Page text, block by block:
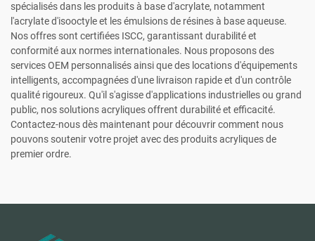
spécialisés dans les produits à base d'acrylate, notamment
l'acrylate d'isooctyle et les émulsions de résines à base aqueuse.
Nos offres sont certifiées ISCC, garantissant durabilité et
conformité aux normes internationales. Nous proposons des
services OEM personnalisés ainsi que des locations d'équipements
intelligents, accompagnées d'une livraison rapide et d'un contrôle
qualité rigoureux. Qu'il s'agisse d'applications industrielles ou grand
public, nos solutions acryliques offrent durabilité et efficacité.
Contactez-nous dès maintenant pour découvrir comment nous
pouvons soutenir votre projet avec des produits acryliques de
premier ordre.